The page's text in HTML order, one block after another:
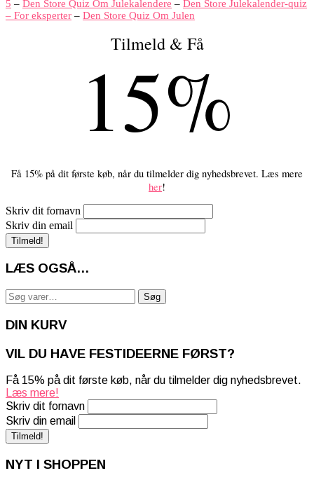
5 – Den Store Quiz Om Julekalendere – Den Store Julekalender-quiz
– For eksperter – Den Store Quiz Om Julen
Tilmeld & Få
15%
Få 15% på dit første køb, når du tilmelder dig nyhedsbrevet. Læs mere
her!
Skriv dit fornavn
Skriv din email
LÆS OGSÅ…
Søg
efter:
Søg
DIN KURV
VIL DU HAVE FESTIDEERNE FØRST?
Få 15% på dit første køb, når du tilmelder dig nyhedsbrevet.
Læs mere!
Skriv dit fornavn
Skriv din email
NYT I SHOPPEN